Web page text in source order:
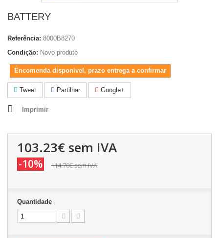
BATTERY
Referência: 8000B8270
Condição: Novo produto
Encomenda disponivel, prazo entrega a confirmar
Tweet Partilhar Google+
Imprimir
103.23€ sem IVA
-10% 114.70€sem IVA
Quantidade